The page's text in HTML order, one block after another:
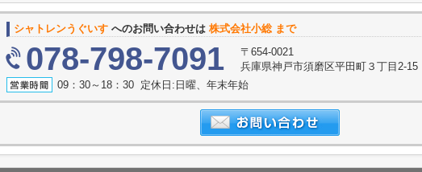
シャトレンうぐいす へのお問い合わせは 株式会社小総 まで
078-798-7091
〒654-0021
兵庫県神戸市須磨区平田町３丁目2-15
09：30～18：30 定休日:日曜、年末年始